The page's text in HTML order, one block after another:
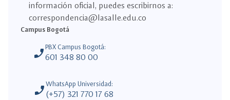
información oficial, puedes escribirnos a:
correspondencia@lasalle.edu.co
Campus Bogotá
phone_enabled PBX Campus Bogotá:
601 348 80 00
phone_enabled WhatsApp Universidad:
(+57) 321 770 17 68